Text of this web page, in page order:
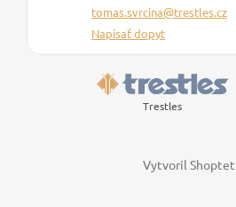
tomas.svrcina@trestles.cz
Napísať dopyt
Trestles
Vytvoril